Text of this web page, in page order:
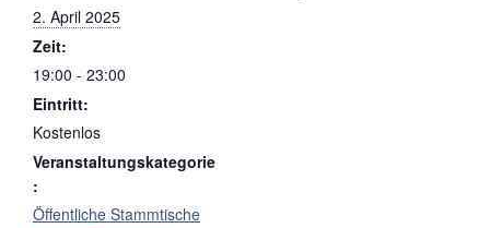
2. April 2025
Zeit:
19:00 - 23:00
Eintritt:
Kostenlos
Veranstaltungskategorie
:
Öffentliche Stammtische